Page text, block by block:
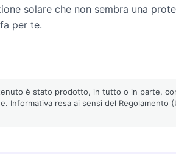
solare che non sembra una
per te.
è stato prodotto, in tutto o in parte,
Informativa resa ai sensi del